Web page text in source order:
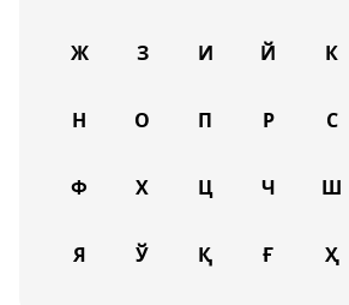
Ж З И Й К
Н О П Р С
Ф Х Ц Ч Ш
Я Ў Қ Ғ Ҳ